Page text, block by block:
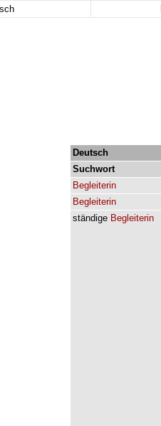
Deutsch
Suchwort
Begleiterin
Begleiterin
ständige Begleiterin